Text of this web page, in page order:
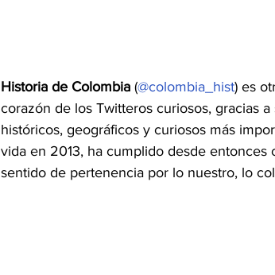
Historia de Colombia (@colombia_hist) es
corazón de los Twitteros curiosos, gracias
históricos, geográficos y curiosos más
vida en 2013, ha cumplido desde
sentido de pertenencia por lo nuestro, lo